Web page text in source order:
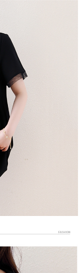
易相關給付款項請求債
之同意方可使用
失，本公司不負相關責
之用戶狀況，依本公司即
，本公司將視審查結果
發現惡意使用之情形，
並採取法律行動。